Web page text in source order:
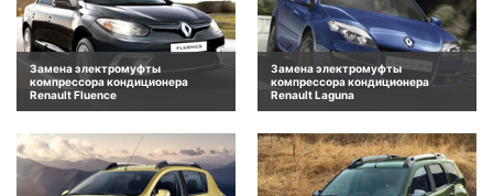
Замена электромуфты
компрессора кондиционера
Renault Fluence
Замена электромуфты
компрессора кондиционера
Renault Laguna